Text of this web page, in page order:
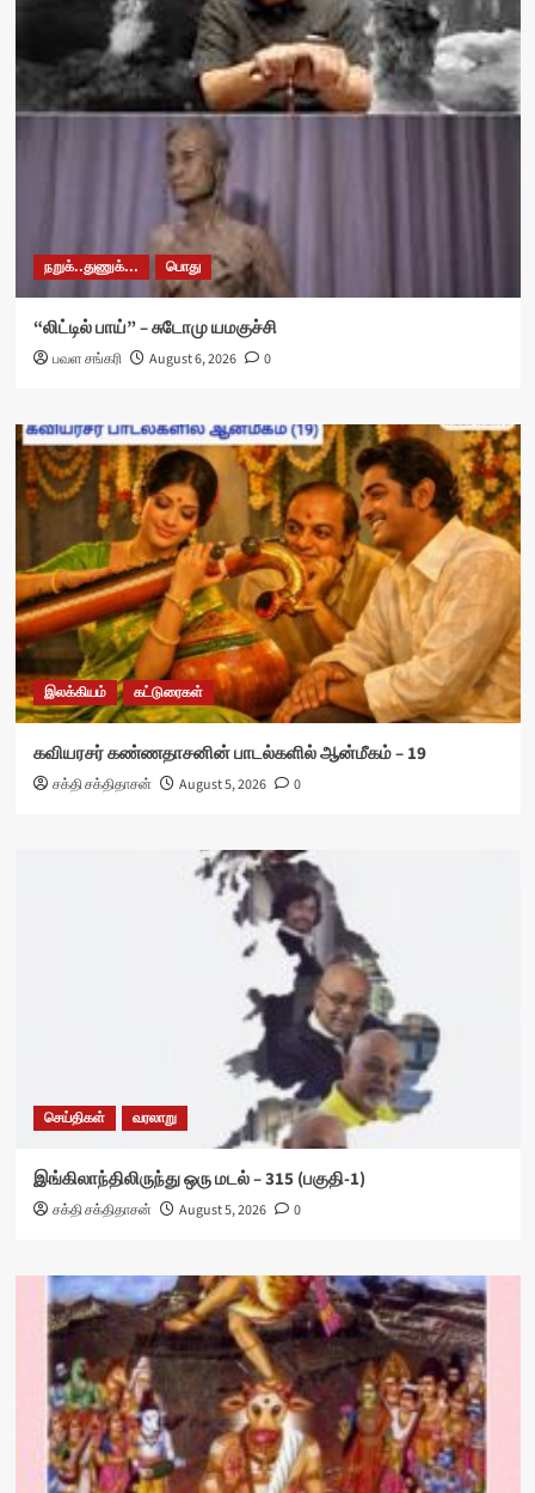
நறுக்..துணுக்... பொது
“லிட்டில் பாய்” – சுடோமு யமகுச்சி
பவள சங்கரி August 6, 2026 0
இலக்கியம் கட்டுரைகள்
கவியரசர் கண்ணதாசனின் பாடல்களில் ஆன்மீகம் – 19
சக்தி சக்திதாசன் August 5, 2026 0
செய்திகள் வரலாறு
இங்கிலாந்திலிருந்து ஒரு மடல் – 315 (பகுதி-1)
சக்தி சக்திதாசன் August 5, 2026 0